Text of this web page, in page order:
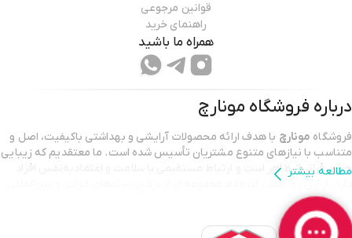
قوانین مرجوعی
راهنمای خرید
همراه ما باشید
درباره فروشگاه مونارچ
فروشگاه مونارچ با هدف ارائه محصولات آرایشی و بهداشتی باکیفیت، اصل و
متناسب با نیازهای متنوع مشتریان تأسیس شده است. ما معتقدیم که زیبایی
چیزی فراتر از ظاهر است و ارتباط مستقیمی با سلامت و اعتمادبه‌نفس افراد
دارد. از این رو، تلاش کرده‌ایم مجموعه‌ای از برترین برندهای ایرانی و بین‌المللی
را گرد هم آوریم تا به شما کمک کنیم با خیالی آسوده، محصولات آرایشی و
مراقبتی موردنظر خود را انتخاب کنید.
مطالعه بیشتر